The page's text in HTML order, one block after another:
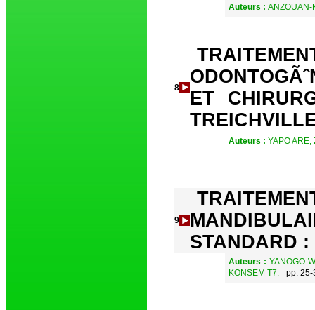
Auteurs : ANZOUAN-
8
ET
Auteurs : YAPO
9
STANDARD
Auteurs :YANOGO
KONSEM T7.
pp. 25-